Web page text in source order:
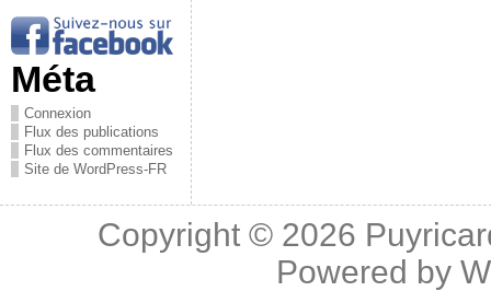
Méta
Connexion
Flux des publications
Flux des commentaires
Site de WordPress-FR
Copyright © 2026
Powered by